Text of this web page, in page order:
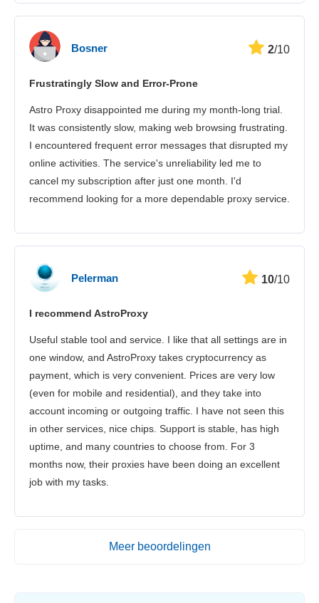
Bosner 2/10
Frustratingly Slow and Error-Prone
Astro Proxy disappointed me during my month-long trial.
It was consistently slow, making web browsing frustrating.
I encountered frequent error messages that disrupted my
online activities. The service's unreliability led me to
cancel my subscription after just one month. I'd
recommend looking for a more dependable proxy service.
Pelerman 10/10
I recommend AstroProxy
Useful stable tool and service. I like that all settings are in
one window, and AstroProxy takes cryptocurrency as
payment, which is very convenient. Prices are very low
(even for mobile and residential), and they take into
account incoming or outgoing traffic. I have not seen this
in other services, nice chips. Support is stable, has high
uptime, and many countries to choose from. For 3
months now, their proxies have been doing an excellent
job with my tasks.
Meer beoordelingen